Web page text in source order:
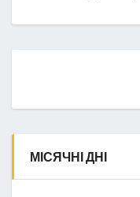
МІСЯЧНІ ДНІ